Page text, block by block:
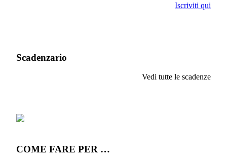
Iscriviti qui
Scadenzario
Vedi tutte le scadenze
COME FARE PER …